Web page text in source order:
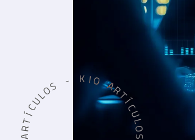
K IOART
Í
C
U
L
O
S
A
R
T
Í
C
U
LO
S -